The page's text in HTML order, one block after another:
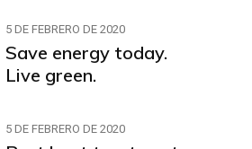
5 DE FEBRERO DE 2020
Save energy today.
Live green.
5 DE FEBRERO DE 2020